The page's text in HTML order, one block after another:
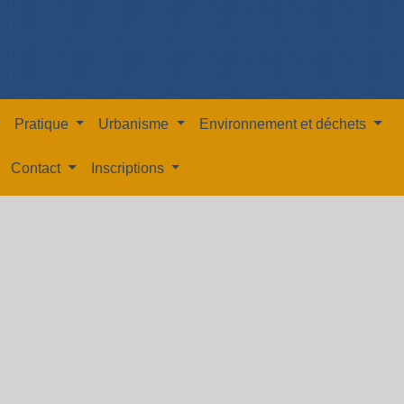
Pratique Urbanisme Environnement et déchets
Contact Inscriptions